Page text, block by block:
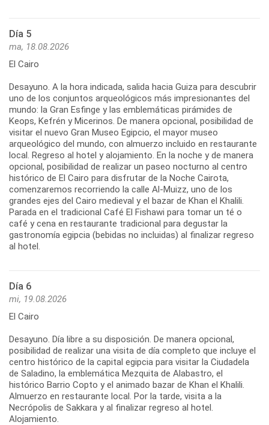
Día 5
ma, 18.08.2026
El Cairo
Desayuno. A la hora indicada, salida hacia Guiza para descubrir
uno de los conjuntos arqueológicos más impresionantes del
mundo: la Gran Esfinge y las emblemáticas pirámides de
Keops, Kefrén y Micerinos. De manera opcional, posibilidad de
visitar el nuevo Gran Museo Egipcio, el mayor museo
arqueológico del mundo, con almuerzo incluido en restaurante
local. Regreso al hotel y alojamiento. En la noche y de manera
opcional, posibilidad de realizar un paseo nocturno al centro
histórico de El Cairo para disfrutar de la Noche Cairota,
comenzaremos recorriendo la calle Al-Muizz, uno de los
grandes ejes del Cairo medieval y el bazar de Khan el Khalili.
Parada en el tradicional Café El Fishawi para tomar un té o
café y cena en restaurante tradicional para degustar la
gastronomía egipcia (bebidas no incluidas) al finalizar regreso
al hotel.
Día 6
mi, 19.08.2026
El Cairo
Desayuno. Día libre a su disposición. De manera opcional,
posibilidad de realizar una visita de día completo que incluye el
centro histórico de la capital egipcia para visitar la Ciudadela
de Saladino, la emblemática Mezquita de Alabastro, el
histórico Barrio Copto y el animado bazar de Khan el Khalili.
Almuerzo en restaurante local. Por la tarde, visita a la
Necrópolis de Sakkara y al finalizar regreso al hotel.
Alojamiento.